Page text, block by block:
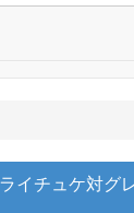
ライチュケ対グ